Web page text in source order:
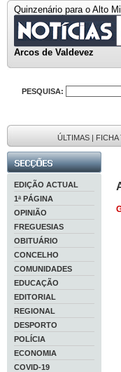
Quinzenário para o Alto
Arcos de Valdevez
PESQUISA:
ÚLTIMAS | FICHA
EDIÇÃO ACTUAL
1ª PÁGINA
OPINIÃO
FREGUESIAS
OBITUÁRIO
CONCELHO
COMUNIDADES
EDUCAÇÃO
EDITORIAL
REGIONAL
DESPORTO
POLÍCIA
ECONOMIA
COVID-19